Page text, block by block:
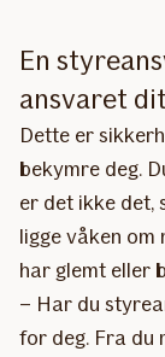
En
ansvaret
Dette er
bekymre deg.
er det ikke det,
ligge våken om
har glemt eller
– Har du
for deg. Fra du